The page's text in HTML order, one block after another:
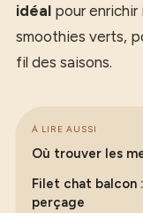
idéal pour
smoothies verts,
fil des saisons.
À LIRE AUSSI
Où trouver les
Filet chat balcon
perçage